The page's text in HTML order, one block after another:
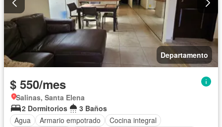
Departamento
$ 550/mes
Salinas, Santa Elena
2 Dormitorios
3 Baños
Agua
Armario empotrado
Cocina integral